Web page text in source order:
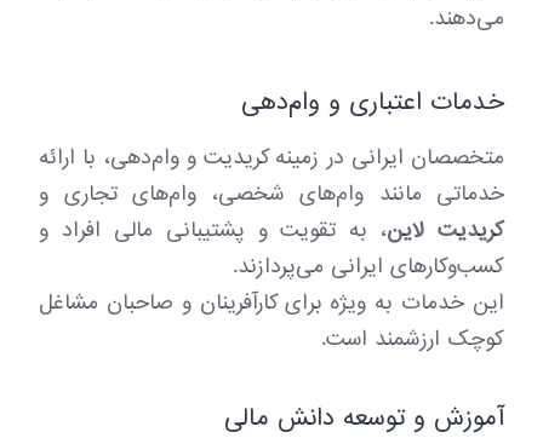
می‌دهند.
خدمات اعتباری و وام‌دهی
متخصصان ایرانی در زمینه کریدیت و وام‌دهی، با ارائه
خدماتی مانند وام‌های شخصی، وام‌های تجاری و
کریدیت لاین، به تقویت و پشتیبانی مالی افراد و
کسب‌وکارهای ایرانی می‌پردازند.
این خدمات به ویژه برای کارآفرینان و صاحبان مشاغل
کوچک ارزشمند است.
آموزش و توسعه دانش مالی